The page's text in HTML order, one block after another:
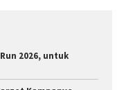
2026, untuk